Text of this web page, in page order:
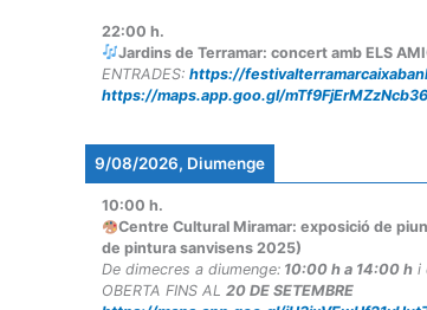
22:00 h.
Jardins de Terramar: concert amb ELS
ENTRADES: https://
https://maps.app.goo.gl/
9/08/2026, Diumenge
10:00 h.
Centre Cultural Miramar: exposició de
de pintura sanvisens 2025)
De dimecres a diumenge: 10:00 h a 14:00 h i
OBERTA FINS AL 20 DE SETEMBRE